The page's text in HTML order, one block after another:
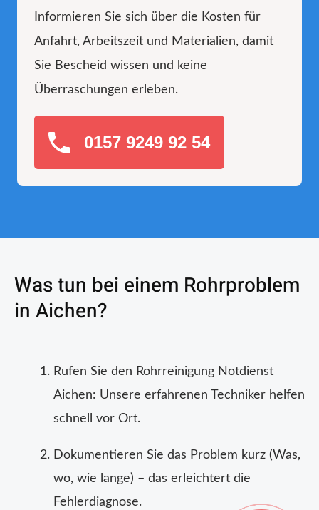
Informieren Sie sich über die Kosten für
Anfahrt, Arbeitszeit und Materialien, damit
Sie Bescheid wissen und keine
Überraschungen erleben.
0157 9249 92 54
Was tun bei einem Rohrproblem
in Aichen?
Rufen Sie den Rohrreinigung Notdienst
Aichen: Unsere erfahrenen Techniker helfen
schnell vor Ort.
Dokumentieren Sie das Problem kurz (Was,
wo, wie lange) – das erleichtert die
Fehlerdiagnose.